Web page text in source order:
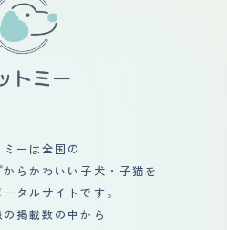
さからか、壁をかじられたり、
ありましたが根気強くしつけを
も収まっていきました。抜け毛
絡まる事はあまりないので、手
だと思います。愛嬌たっぷりで
のですが、長生きをしてほしい
います。 【鳴き声】 全
ーンとは鳴きます。遊んで欲し
った時、朝ごはんの時間になる
きくないので、特に不快感がな
プを訪れていて、入荷したてで
り尋常じゃなく怯えて震えてい
」と思って心配でそこから3日
のがきっかけでした。迎え入れ
を飼いたいなあと思っていたの
この子を幸せにできる充分な財
ーは全国の
らかわいい子犬・子猫を
タルサイトです。
掲載数の中から